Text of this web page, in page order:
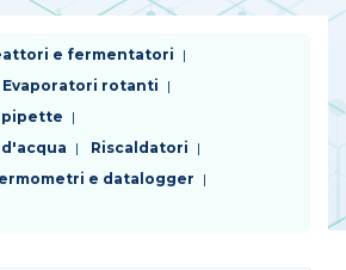
e fermentatori
Evaporatori rotanti
Riscaldatori
e datalogger